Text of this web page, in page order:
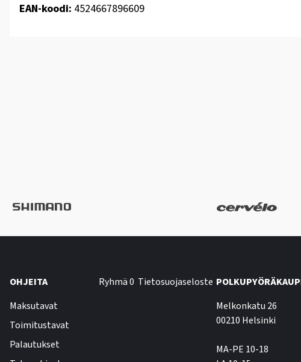
EAN-koodi: 4524667896609
OHJEITA
Maksutavat
Toimitustavat
Palautukset
Ryhmä 0 Tietosuojaseloste
Melkonkatu 26
00210 Helsinki
MA-PE 10-18